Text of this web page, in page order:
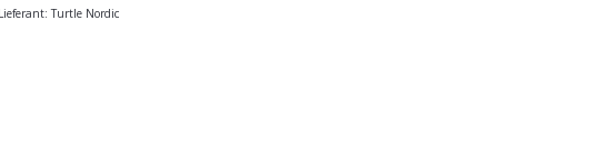
Lieferant: Turtle Nordic